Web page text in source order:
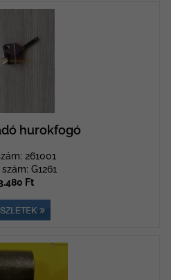
hurokfogó
261001
G1261
Ft